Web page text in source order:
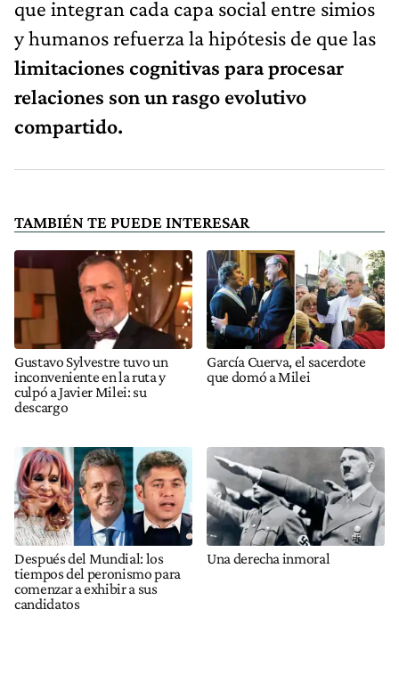
que integran cada capa social entre simios
y humanos refuerza la hipótesis de que las
limitaciones cognitivas para procesar
relaciones son un rasgo evolutivo
compartido.
TAMBIÉN TE PUEDE INTERESAR
Gustavo Sylvestre tuvo un
inconveniente en la ruta y
culpó a Javier Milei: su
descargo
García Cuerva, el sacerdote
que domó a Milei
Después del Mundial: los
tiempos del peronismo para
comenzar a exhibir a sus
candidatos
Una derecha inmoral